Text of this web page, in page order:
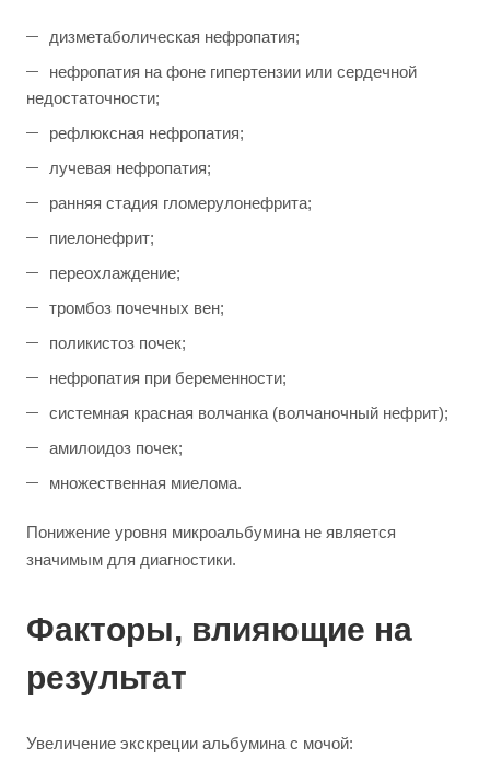
дизметаболическая нефропатия;
нефропатия на фоне гипертензии или сердечной
недостаточности;
рефлюксная нефропатия;
лучевая нефропатия;
ранняя стадия гломерулонефрита;
пиелонефрит;
переохлаждение;
тромбоз почечных вен;
поликистоз почек;
нефропатия при беременности;
системная красная волчанка (волчаночный нефрит);
амилоидоз почек;
множественная миелома.
Понижение уровня микроальбумина не является
значимым для диагностики.
Факторы, влияющие на
результат
Увеличение экскреции альбумина с мочой: